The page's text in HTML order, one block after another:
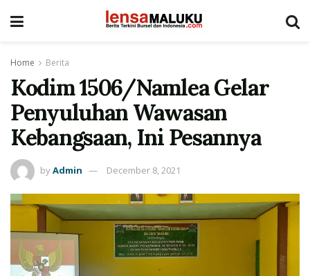
Home Berita
Kodim 1506/Namlea Gelar
Penyuluhan Wawasan
Kebangsaan, Ini Pesannya
byAdmin December 8, 2021